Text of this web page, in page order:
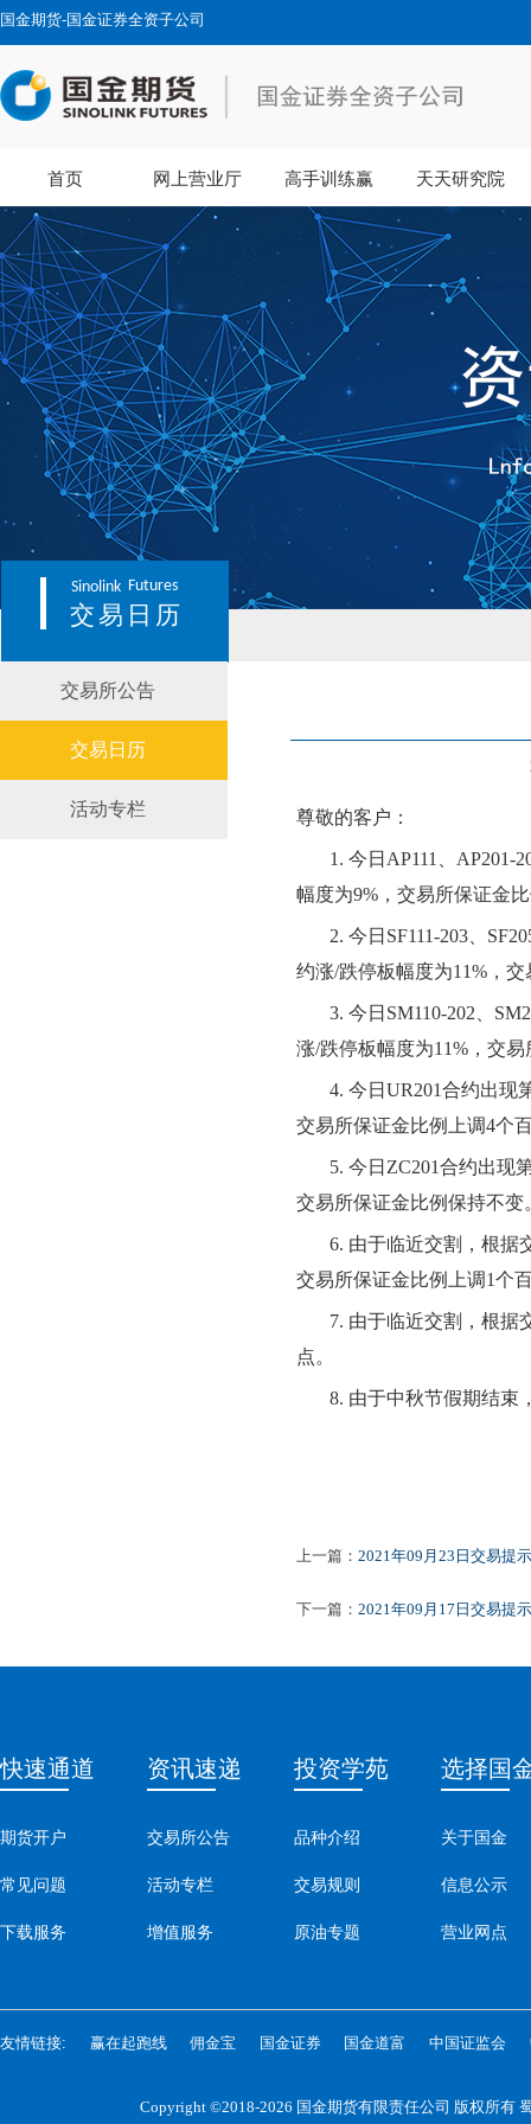
国金期货-国金证券全资子公司
首页 网上营业厅 高手训练赢 天天研究院
Sinolink Futures
交易日历
交易所公告
交易日历
活动专栏 尊敬的客户：
1. 今日 AP111、AP201-
幅度为9%，交易所保证金
2. 今日 SF111-203
约涨/跌停板幅度为11%，交
3. 今日 SM110-202、
涨/跌停板幅度为11%，交易
4. 今日 UR201合约出现
交易所保证金比例
上调4个
5. 今日 ZC201合约出现
交易所保证金比例保持不变
6. 由于临近交割，根据
交易所保证金比例上调1个
7. 由于临近交割，根据
点。
8. 由于中秋节假期结束
上一篇： 2021年09月23日交易提示
下一篇： 2021年09月17日交易提示
快速通道
期货开户
常见问题
下载服务
资讯速递
交易所公告
活动专栏
增值服务
投资学苑
品种介绍
交易规则
原油专题
选择国
关于国金
信息公示
营业网点
友情链接: 赢在起跑线 佣金宝 国金证券 国金道富 中国证监会
Copyright ©2018-2026 国金期货有限责任公司 版权所有